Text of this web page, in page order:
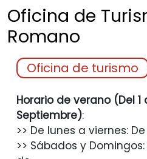
Oficina de
Romano
Oficina de turismo
Horario de verano (Del
Septiembre):
>> De lunes a viernes:
>> Sábados y Domingos: